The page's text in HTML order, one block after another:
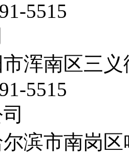
5515
浑南区三
5515
滨市南岗